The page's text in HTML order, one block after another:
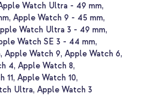
Sport Band?
seidig weich an
Aussehen
Watch Ultra - 49 mm
Apple Watch 9 - 45 mm
Watch Ultra 3 - 49 mm
Watch SE 3 - 44 mm
Apple Watch 9 Apple Watch 6
4 Apple Watch 8
11 Apple Watch 10
Ultra Apple Watch 3